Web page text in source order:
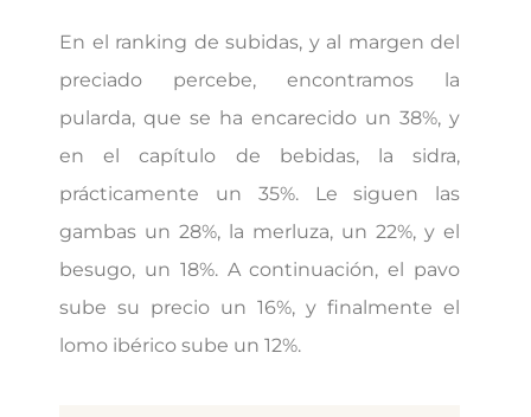
En el ranking de subidas, y al margen del
preciado percebe, encontramos la
pularda, que se ha encarecido un 38%, y
en el capítulo de bebidas, la sidra,
prácticamente un 35%. Le siguen las
gambas un 28%, la merluza, un 22%, y el
besugo, un 18%. A continuación, el pavo
sube su precio un 16%, y finalmente el
lomo ibérico sube un 12%.